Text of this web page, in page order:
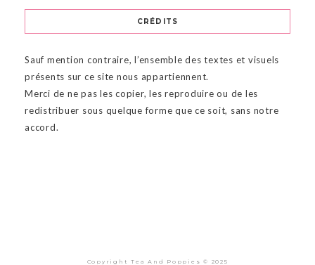
CRÉDITS
Sauf mention contraire, l’ensemble des textes et visuels
présents sur ce site nous appartiennent.
Merci de ne pas les copier, les reproduire ou de les
redistribuer sous quelque forme que ce soit, sans notre
accord.
Copyright Tea And Poppies © 2025